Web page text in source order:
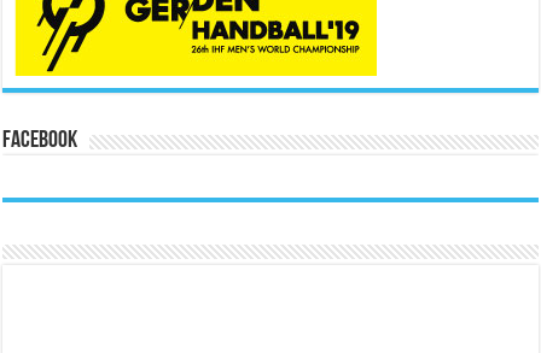
Facebook